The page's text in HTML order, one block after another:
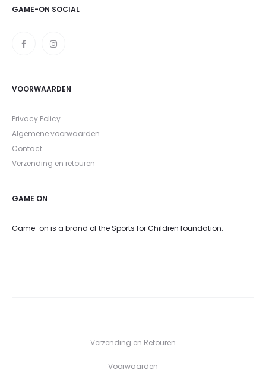
GAME-ON SOCIAL
VOORWAARDEN
Privacy Policy
Algemene voorwaarden
Contact
Verzending en retouren
GAME ON
Game-on is a brand of the Sports for Children foundation.
Verzending en Retouren
Voorwaarden